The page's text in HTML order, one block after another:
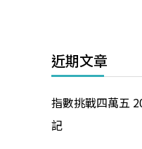
近期文章
指數挑戰四萬五
記